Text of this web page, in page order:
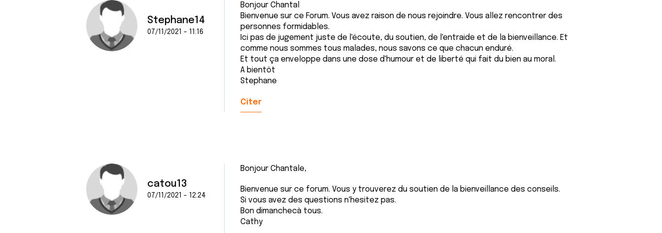
Stephane14
07/11/2021 - 11:16
Bonjour Chantal
Bienvenue sur ce Forum. Vous avez raison de nous rejoindre. Vous allez rencontrer des
personnes formidables.
Ici pas de jugement juste de l'écoute, du soutien, de l'entraide et de la bienveillance. Et
comme nous sommes tous malades, nous savons ce que chacun enduré.
Et tout ça enveloppe dans une dose d'humour et de liberté qui fait du bien au moral.
A bientôt
Stephane
Citer
catou13
07/11/2021 - 12:24
Bonjour Chantale,
Bienvenue sur ce forum. Vous y trouverez du soutien de la bienveillance des conseils.
Si vous avez des questions n'hesitez pas.
Bon dimanchecà tous.
Cathy